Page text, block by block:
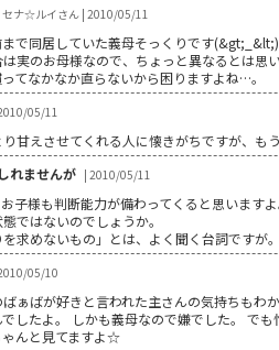
セナ☆ルイさん | 2010/05/11
で同居していた義母そっくりです
実のお母様なので、ちょっと異なるとは
てなかなか直らないから困りますよね…。
05/11
甘えさせてくれる人に懐きがちですが、も
れませんが | 2010/05/11
子様も判断能力が備わってくると思いますよ
ではないのでしょうか。
を求めないもの」とは、よく聞く台詞ですが。
05/10
ぁばが好きと言われた主さんの気持ちもわ
したよ。 しかも義母なので嫌でした。 で
ゃんと見てますよ☆